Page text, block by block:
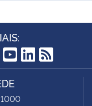
YouTube
LinkedIn
RSS
1000